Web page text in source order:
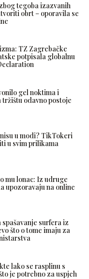
tegoba izazvanih
obrt – oporavila se
TZ Zagrebačke
potpisala globalnu
gel noktima i
odavno postoje
u modi? TikTokeri
u svim prilikama
mu lonac: Iz udruge
upozoravaju na online
surfera iz
što o tome imaju za
lako se rasplinu s
je potrebno za uspjeh